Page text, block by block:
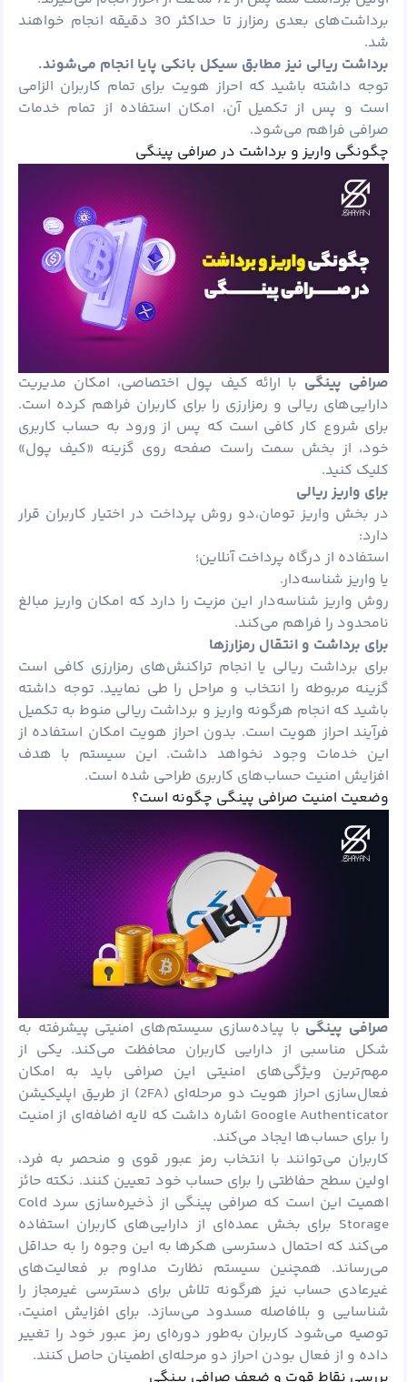
برداشت‌های بعدی رمزارز تا حداکثر 30 دقیقه انجام خواهند
شد.
برداشت ریالی نیز مطابق سیکل بانکی پایا انجام می‌شوند.
توجه داشته باشید که احراز هویت برای تمام کاربران الزامی
است و پس از تکمیل آن، امکان استفاده از تمام خدمات
صرافی فراهم می‌شود.
چگونگی واریز و برداشت در صرافی پینگی
صرافی پینگی با ارائه کیف پول اختصاصی، امکان مدیریت
دارایی‌های ریالی و رمزارزی را برای کاربران فراهم کرده است.
برای شروع کار کافی است که پس از ورود به حساب کاربری
خود، از بخش سمت راست صفحه روی گزینه «کیف پول»
کلیک کنید.
برای واریز ریالی
در بخش واریز تومان،دو روش پرداخت در اختیار کاربران قرار
دارد:
استفاده از درگاه پرداخت آنلاین؛
یا واریز شناسه‌دار.
روش واریز شناسه‌دار این مزیت را دارد که امکان واریز مبالغ
نامحدود را فراهم می‌کند.
برای برداشت و انتقال رمزارزها
برای برداشت ریالی یا انجام تراکنش‌های رمزارزی کافی است
گزینه مربوطه را انتخاب و مراحل را طی نمایید. توجه داشته
باشید که انجام هرگونه واریز و برداشت ریالی منوط به تکمیل
فرآیند احراز هویت است. بدون احراز هویت امکان استفاده از
این خدمات وجود نخواهد داشت. این سیستم با هدف
افزایش امنیت حساب‌های کاربری طراحی شده است.
وضعیت امنیت صرافی پینگی چگونه است؟
صرافی پینگی با پیاده‌سازی سیستم‌های امنیتی پیشرفته به
شکل مناسبی از دارایی کاربران محافظت می‌کند. یکی از
مهم‌ترین ویژگی‌های امنیتی این صرافی باید به امکان
فعال‌سازی احراز هویت دو مرحله‌ای (2FA) از طریق اپلیکیشن
Google Authenticator اشاره داشت که لایه اضافه‌ای از امنیت
را برای حساب‌ها ایجاد می‌کند.
کاربران می‌توانند با انتخاب رمز عبور قوی و منحصر به فرد،
اولین سطح حفاظتی را برای حساب خود تعیین کنند. نکته حائز
اهمیت این است که صرافی پینگی از ذخیره‌سازی سرد Cold
Storage برای بخش عمده‌ای از دارایی‌های کاربران استفاده
می‌کند که احتمال دسترسی هکرها به این وجوه را به حداقل
می‌رساند. همچنین سیستم نظارت مداوم بر فعالیت‌های
غیرعادی حساب نیز هرگونه تلاش برای دسترسی غیرمجاز را
شناسایی و بلافاصله مسدود می‌سازد. برای افزایش امنیت،
توصیه می‌شود کاربران به‌طور دوره‌ای رمز عبور خود را تغییر
داده و از فعال بودن احراز دو مرحله‌ای اطمینان حاصل کنند.